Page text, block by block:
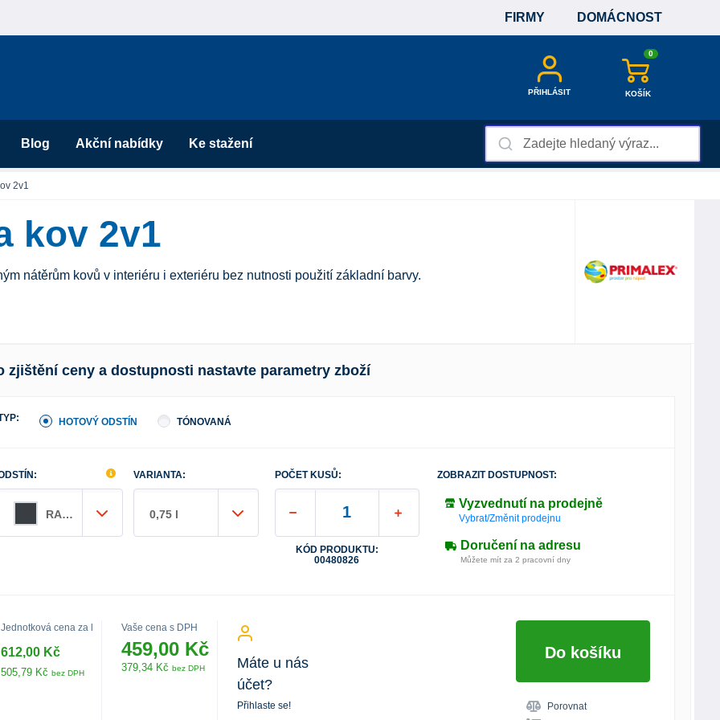
FIRMY DOMÁCNOST
PŘIHLÁSIT
0
KOŠÍK
Blog Akční nabídky Ke stažení
2v1
kov 2v1
nátěrům kovů v interiéru i exteriéru bez nutnosti použití základní barvy.
zjištění ceny a dostupnosti nastavte parametry zboží
HOTOVÝ ODSTÍN TÓNOVANÁ
RAL 7016 MAT antracitová šedá
VARIANTA:
0,75 l
POČET KUSŮ:
KÓD PRODUKTU:
00480826
ZOBRAZIT DOSTUPNOST:
Vyzvednutí na prodejně
Vybrat/Změnit prodejnu
Doručení na adresu
Můžete mít za 2 pracovní dny
Jednotková cena za l
612,00 Kč
505,79 Kč bez DPH
Vaše cena s DPH
459,00 Kč
379,34 Kč bez DPH
Máte u nás
účet?
Přihlaste se!
Do košíku
Porovnat